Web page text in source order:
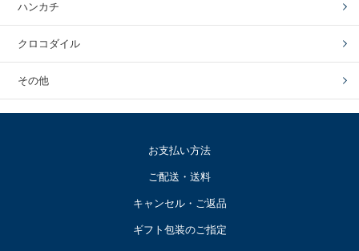
ハンカチ
クロコダイル
その他
お支払い方法
ご配送・送料
キャンセル・ご返品
ギフト包装のご指定